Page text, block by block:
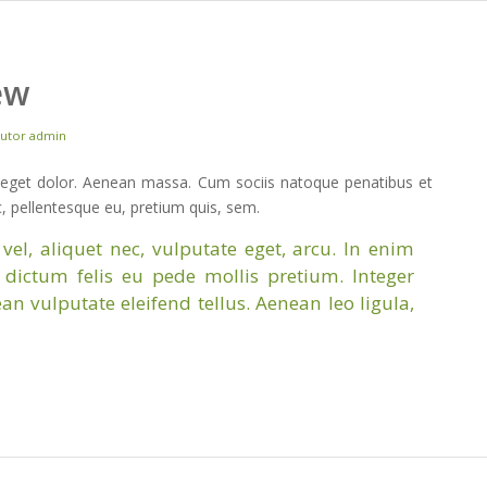
admin
dolor. Aenean massa. Cum sociis natoque penatibus et
eu, pretium quis, sem.
aliquet nec, vulputate eget, arcu. In enim
felis eu pede mollis pretium. Integer
vulputate eleifend tellus. Aenean leo ligula,